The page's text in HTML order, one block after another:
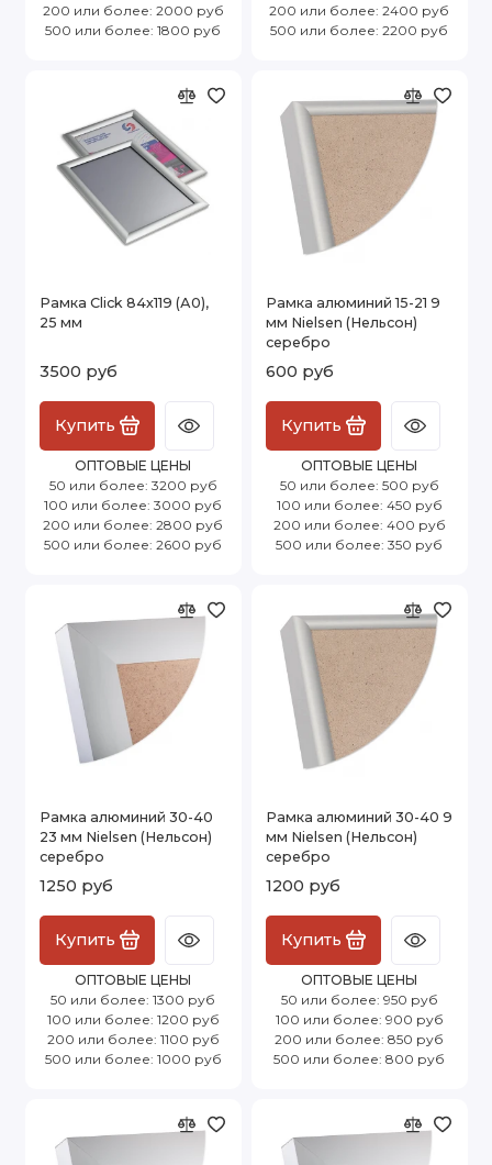
200 или более: 2000 руб
500 или более: 1800 руб
200 или более: 2400 руб
500 или более: 2200 руб
Рамка Click 84х119 (А0),
25 мм
3500 руб
Купить
ОПТОВЫЕ ЦЕНЫ
50 или более: 3200 руб
100 или более: 3000 руб
200 или более: 2800 руб
500 или более: 2600 руб
Рамка алюминий 15-21 9
мм Nielsen (Нельсон)
серебро
600 руб
Купить
ОПТОВЫЕ ЦЕНЫ
50 или более: 500 руб
100 или более: 450 руб
200 или более: 400 руб
500 или более: 350 руб
Рамка алюминий 30-40
23 мм Nielsen (Нельсон)
серебро
1250 руб
Купить
ОПТОВЫЕ ЦЕНЫ
50 или более: 1300 руб
100 или более: 1200 руб
200 или более: 1100 руб
500 или более: 1000 руб
Рамка алюминий 30-40 9
мм Nielsen (Нельсон)
серебро
1200 руб
Купить
ОПТОВЫЕ ЦЕНЫ
50 или более: 950 руб
100 или более: 900 руб
200 или более: 850 руб
500 или более: 800 руб